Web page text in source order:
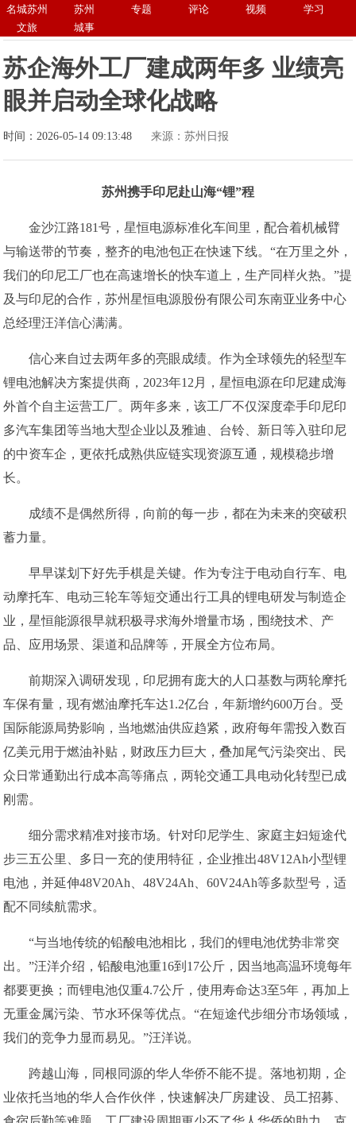
名城苏州 苏州 专题 评论 视频
学习
文旅
城事
苏企海外工厂建成两年多 业绩亮
眼并启动全球化战略
时间：2026-05-14 09:13:48 来源：苏州日报
苏州携手印尼赴山海“锂”程
金沙江路181号，星恒电源标准化车间里，配合着机械臂
与输送带的节奏，整齐的电池包正在快速下线。“在万里之外，
我们的印尼工厂也在高速增长的快车道上，生产同样火热。”提
及与印尼的合作，苏州星恒电源股份有限公司东南亚业务中心
总经理汪洋信心满满。
信心来自过去两年多的亮眼成绩。作为全球领先的轻型车
锂电池解决方案提供商，2023年12月，星恒电源在印尼建成海
外首个自主运营工厂。两年多来，该工厂不仅深度牵手印尼印
多汽车集团等当地大型企业以及雅迪、台铃、新日等入驻印尼
的中资车企，更依托成熟供应链实现资源互通，规模稳步增
长。
成绩不是偶然所得，向前的每一步，都在为未来的突破积
蓄力量。
早早谋划下好先手棋是关键。作为专注于电动自行车、电
动摩托车、电动三轮车等短交通出行工具的锂电研发与制造企
业，星恒能源很早就积极寻求海外增量市场，围绕技术、产
品、应用场景、渠道和品牌等，开展全方位布局。
前期深入调研发现，印尼拥有庞大的人口基数与两轮摩托
车保有量，现有燃油摩托车达1.2亿台，年新增约600万台。受
国际能源局势影响，当地燃油供应趋紧，政府每年需投入数百
亿美元用于燃油补贴，财政压力巨大，叠加尾气污染突出、民
众日常通勤出行成本高等痛点，两轮交通工具电动化转型已成
刚需。
细分需求精准对接市场。针对印尼学生、家庭主妇短途代
步三五公里、多日一充的使用特征，企业推出48V12Ah小型锂
电池，并延伸48V20Ah、48V24Ah、60V24Ah等多款型号，适
配不同续航需求。
“与当地传统的铅酸电池相比，我们的锂电池优势非常突
出。”汪洋介绍，铅酸电池重16到17公斤，因当地高温环境每年
都要更换；而锂电池仅重4.7公斤，使用寿命达3至5年，再加上
无重金属污染、节水环保等优点。“在短途代步细分市场领域，
我们的竞争力显而易见。”汪洋说。
跨越山海，同根同源的华人华侨不能不提。落地初期，企
业依托当地的华人合作伙伴，快速解决厂房建设、员工招募、